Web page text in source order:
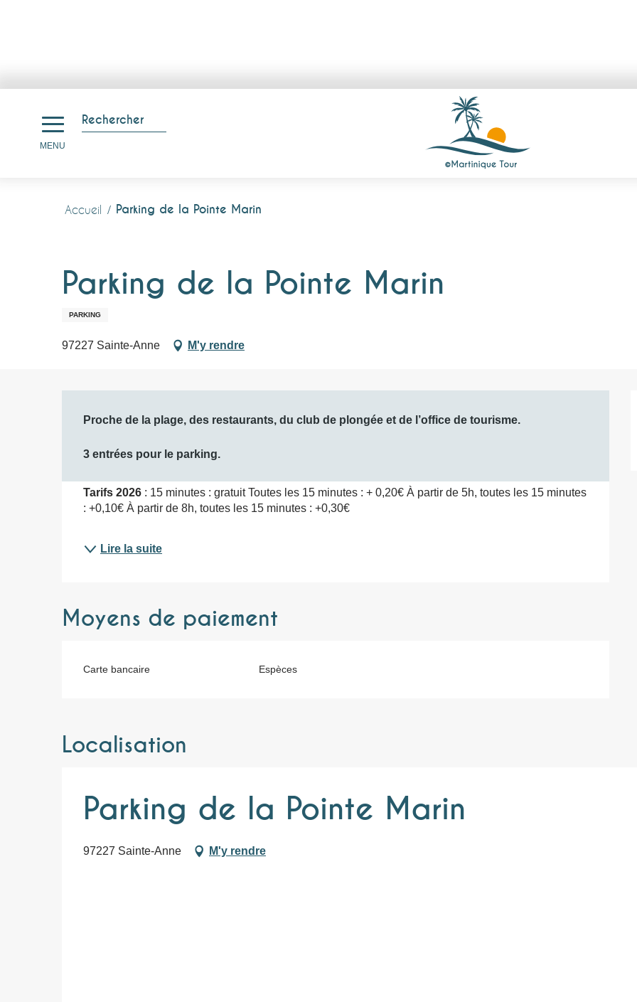
principal
Rechercher
MENU
Accueil Parking de la Pointe Marin
Parking de la Pointe Marin
PARKING
97227 Sainte-Anne M'y rendre
Description
Proche de la plage, des restaurants, du club de plongée et de l’office de tourisme.
3 entrées pour le parking.
Tarifs 2026 : 15 minutes : gratuit Toutes les 15 minutes : + 0,20€ À partir de 5h, toutes les 15 minutes
: +0,10€ À partir de 8h, toutes les 15 minutes : +0,30€
Lire la suite
Moyens de paiement
Carte bancaire Espèces
Localisation
Parking de la Pointe Marin
97227 Sainte-Anne M'y rendre